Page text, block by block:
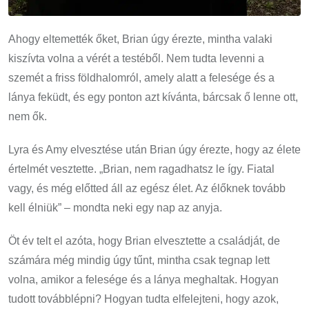
Ahogy eltemették őket, Brian úgy érezte, mintha valaki
kiszívta volna a vérét a testéből. Nem tudta levenni a
szemét a friss földhalomról, amely alatt a felesége és a
lánya feküdt, és egy ponton azt kívánta, bárcsak ő lenne ott,
nem ők.
Lyra és Amy elvesztése után Brian úgy érezte, hogy az élete
értelmét vesztette. „Brian, nem ragadhatsz le így. Fiatal
vagy, és még előtted áll az egész élet. Az élőknek tovább
kell élniük” – mondta neki egy nap az anyja.
Öt év telt el azóta, hogy Brian elvesztette a családját, de
számára még mindig úgy tűnt, mintha csak tegnap lett
volna, amikor a felesége és a lánya meghaltak. Hogyan
tudott továbblépni? Hogyan tudta elfelejteni, hogy azok,